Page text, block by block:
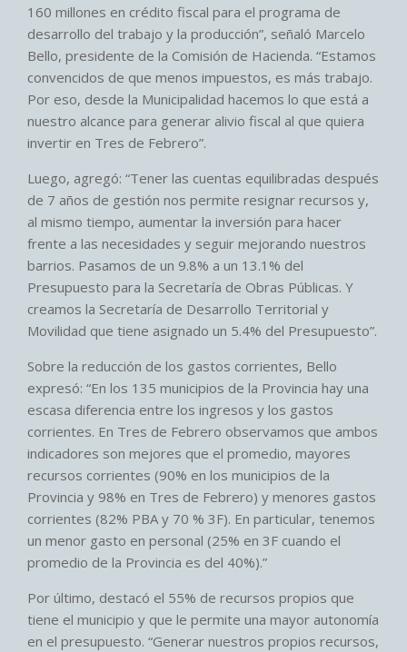
160 millones en crédito fiscal para el programa de
desarrollo del trabajo y la producción”, señaló Marcelo
Bello, presidente de la Comisión de Hacienda. “Estamos
convencidos de que menos impuestos, es más trabajo.
Por eso, desde la Municipalidad hacemos lo que está a
nuestro alcance para generar alivio fiscal al que quiera
invertir en Tres de Febrero”.
Luego, agregó: “Tener las cuentas equilibradas después
de 7 años de gestión nos permite resignar recursos y,
al mismo tiempo, aumentar la inversión para hacer
frente a las necesidades y seguir mejorando nuestros
barrios. Pasamos de un 9.8% a un 13.1% del
Presupuesto para la Secretaría de Obras Públicas. Y
creamos la Secretaría de Desarrollo Territorial y
Movilidad que tiene asignado un 5.4% del Presupuesto”.
Sobre la reducción de los gastos corrientes, Bello
expresó: “En los 135 municipios de la Provincia hay una
escasa diferencia entre los ingresos y los gastos
corrientes. En Tres de Febrero observamos que ambos
indicadores son mejores que el promedio, mayores
recursos corrientes (90% en los municipios de la
Provincia y 98% en Tres de Febrero) y menores gastos
corrientes (82% PBA y 70 % 3F). En particular, tenemos
un menor gasto en personal (25% en 3F cuando el
promedio de la Provincia es del 40%).”
Por último, destacó el 55% de recursos propios que
tiene el municipio y que le permite una mayor autonomía
en el presupuesto. “Generar nuestros propios recursos,